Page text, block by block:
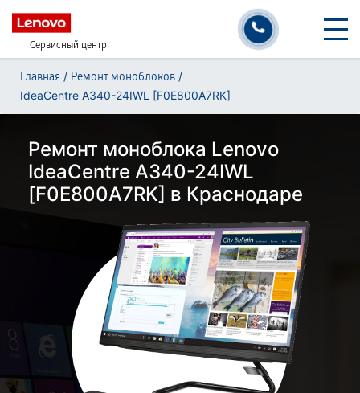
Сервисный центр
Главная / Ремонт моноблоков /
IdeaCentre A340-24IWL [F0E800A7RK]
Ремонт моноблока Lenovo
IdeaCentre A340-24IWL
[F0E800A7RK] в Краснодаре